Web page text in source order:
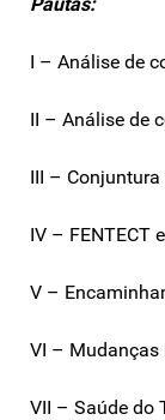
I – Análise de
II – Análise de
III – Conjuntura
IV – FENTECT
V –
VI – Mudanças
VII – Saúde do